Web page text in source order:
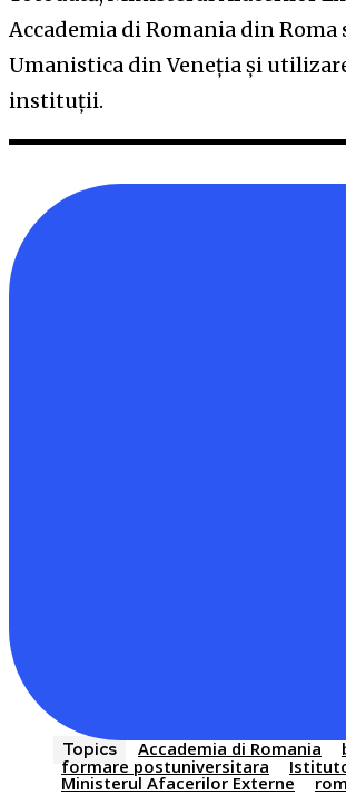
Accademia di Romania din
Umanistica din Veneţia şi
instituţii.
Topics Accademia di Romania
formare postuniversitara
Ministerul Afacerilor Externe